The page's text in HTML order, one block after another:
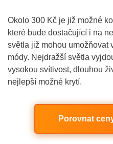
Okolo 300 Kč je již možné
které bude dostačující i na
světla již mohou umožňovat
módy. Nejdražší světla
vysokou svítivost, dlouhou
nejlepší možné krytí.
Porovnat